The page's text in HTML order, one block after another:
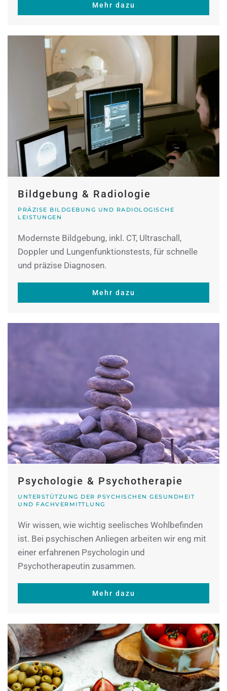
Mehr dazu
Bildgebung & Radiologie
PRÄZISE BILDGEBUNG UND RADIOLOGISCHE
LEISTUNGEN
Modernste Bildgebung, inkl. CT, Ultraschall,
Doppler und Lungenfunktionstests, für schnelle
und präzise Diagnosen.
Mehr dazu
Psychologie & Psychotherapie
UNTERSTÜTZUNG DER PSYCHISCHEN GESUNDHEIT
UND FACHVERMITTLUNG
Wir wissen, wie wichtig seelisches Wohlbefinden
ist. Bei psychischen Anliegen arbeiten wir eng mit
einer erfahrenen Psychologin und
Psychotherapeutin zusammen.
Mehr dazu